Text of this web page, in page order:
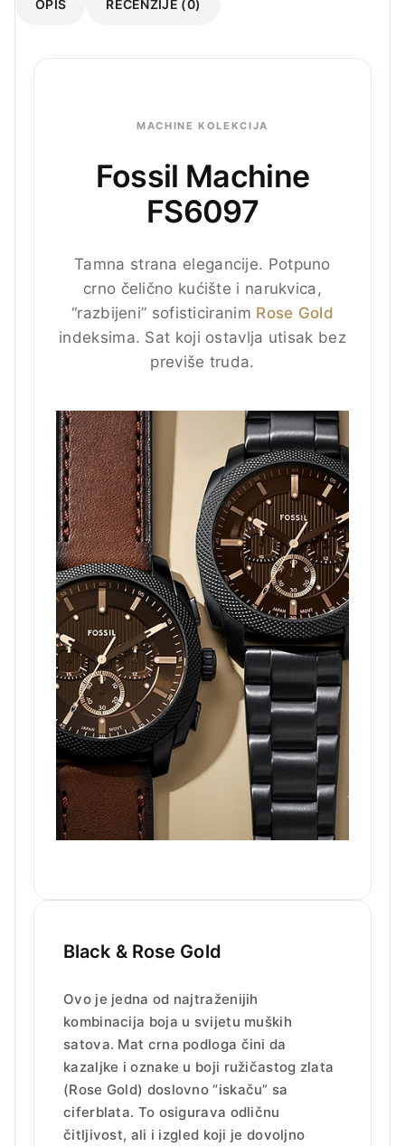
OPIS RECENZIJE (0)
MACHINE KOLEKCIJA
Fossil Machine
FS6097
Tamna strana elegancije. Potpuno
crno čelično kućište i narukvica,
“razbijeni” sofisticiranim Rose Gold
indeksima. Sat koji ostavlja utisak bez
previše truda.
Black & Rose Gold
Ovo je jedna od najtraženijih
kombinacija boja u svijetu muških
satova. Mat crna podloga čini da
kazaljke i oznake u boji ružičastog zlata
(Rose Gold) doslovno “iskaču” sa
ciferblata. To osigurava odličnu
čitljivost, ali i izgled koji je dovoljno